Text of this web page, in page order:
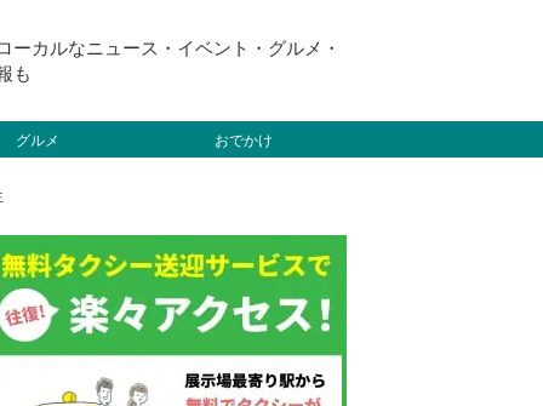
カルなニュース・イベント・グルメ・
も
グルメ おでかけ